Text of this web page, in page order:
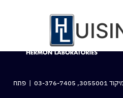
03-376-7405 | פתח